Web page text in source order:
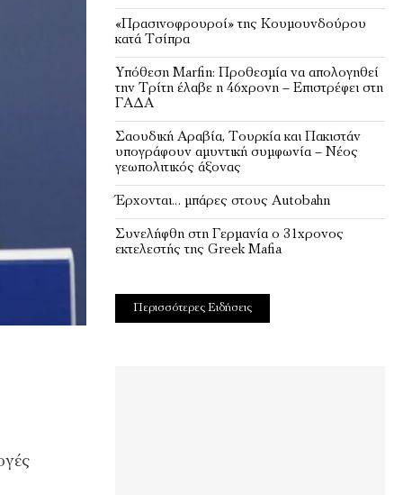
«Πρασινοφρουροί» της Κουμουνδούρου
κατά Τσίπρα
Υπόθεση Marfin: Προθεσμία να απολογηθεί
την Τρίτη έλαβε η 46χρονη – Επιστρέφει στη
ΓΑΔΑ
Σαουδική Αραβία, Τουρκία και Πακιστάν
υπογράφουν αμυντική συμφωνία – Νέος
γεωπολιτικός άξονας
Έρχονται… μπάρες στους Autobahn
Συνελήφθη στη Γερμανία ο 31χρονος
εκτελεστής της Greek Mafia
Περισσότερες Ειδήσεις